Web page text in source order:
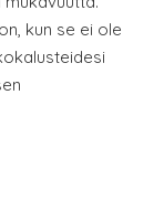
kun se ei ole